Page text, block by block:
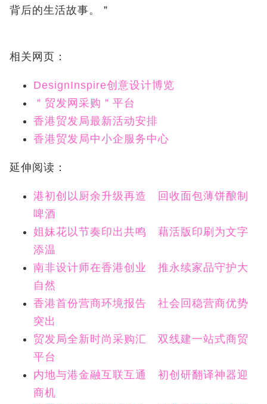
背后的生活故事。＂
相关网页：
DesignInspire创意设计博览
＂贸发网采购＂平台
香港贸发局最新活动安排
香港贸发局中小企服务中心
延伸阅读：
港初创以厨余升级再造 回收面包薄饼酿制
啤酒
姐妹花以节奏印出共鸣 藉活版印刷为文字
添温
南非设计师在香港创业 推永续家品守护大
自然
香港首份营商环境报告 社会回稳营商优势
突出
贸发局全新时尚采购汇 双线建一站式商贸
平台
内地与港金融互联互通 初创研翻译神器迎
商机